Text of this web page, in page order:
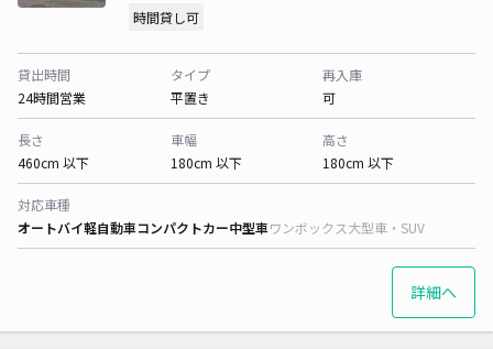
時間貸し可
貸出時間
24時間営業
タイプ
平置き
再入庫
可
長さ
460cm 以下
車幅
180cm 以下
高さ
180cm 以下
対応車種
オートバイ軽自動車コンパクトカー中型車ワンボックス大型車・SUV
詳細へ